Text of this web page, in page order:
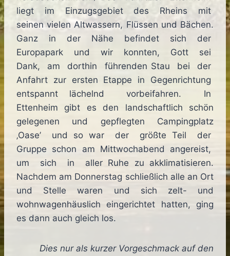
liegt im Einzugsgebiet des Rheins mit
seinen vielen Altwassern, Flüssen und Bächen.
Ganz in der Nähe befindet sich der
Europapark und wir konnten, Gott sei
Dank, am dorthin führenden Stau bei der
Anfahrt zur ersten Etappe in Gegenrichtung
entspannt lächelnd vorbeifahren. In
Ettenheim gibt es den landschaftlich schön
gelegenen und gepflegten Campingplatz
‚Oase’ und so war der größte Teil der
Gruppe schon am Mittwochabend angereist,
um sich in aller Ruhe zu akklimatisieren.
Nachdem am Donnerstag schließlich alle an Ort
und Stelle waren und sich zelt- und
wohnwagenhäuslich eingerichtet hatten, ging
es dann auch gleich los.
Dies nur als kurzer Vorgeschmack auf den